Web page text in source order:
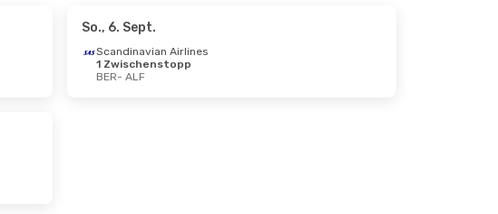
Scandinavian Airlines
2 Zwischenstopps
So., 6. Sept.
Scandinavian Airlines
1 Zwischenstopp
BER- ALF